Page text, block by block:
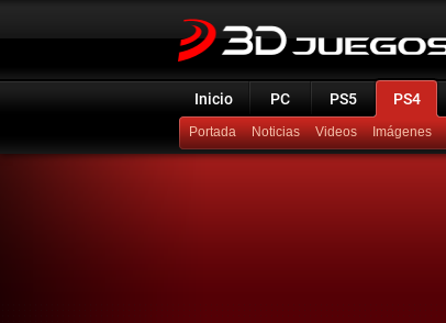
Inicio PC PS5 PS4
Portada Noticias Videos Imágenes